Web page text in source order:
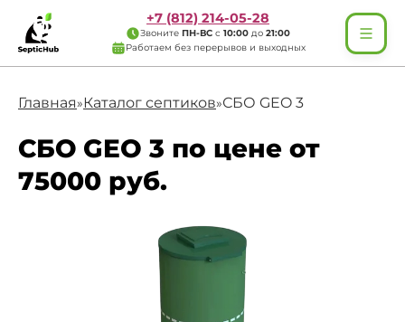
+7 (812) 214-05-28
Звоните ПН-ВС с 10:00 до 21:00
Работаем без перерывов и выходных
Главная»Каталог септиков»СБО GEO 3
СБО GEO 3 по цене от
75000 руб.